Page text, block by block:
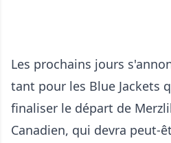
Les prochains jours
tant pour les Blue Jackets
finaliser le départ de
Canadien, qui devra peut-